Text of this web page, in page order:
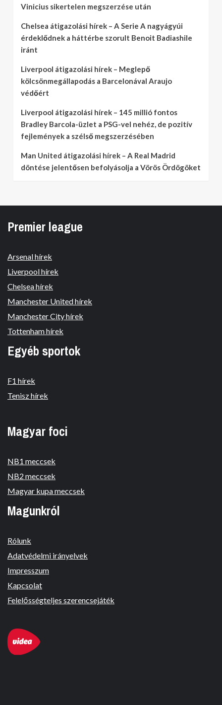
Vinicius sikertelen megszerzése után
Chelsea átigazolási hírek – A Serie A nagyágyúi
érdeklődnek a háttérbe szorult Benoit Badiashile
iránt
Liverpool átigazolási hírek – Meglepő
kölcsönmegállapodás a Barcelonával Araujo
védőért
Liverpool átigazolási hírek – 145 millió fontos
Bradley Barcola-üzlet a PSG-vel nehéz, de pozitív
fejlemények a szélső megszerzésében
Man United átigazolási hírek – A Real Madrid
döntése jelentősen befolyásolja a Vörös Ördögöket
Premier league
Arsenal hírek
Liverpool hírek
Chelsea hírek
Manchester United hírek
Manchester City hírek
Tottenham hírek
Egyéb sportok
F1 hírek
Tenisz hírek
Magyar foci
NB1 meccsek
NB2 meccsek
Magyar kupa meccsek
Magunkról
Rólunk
Adatvédelmi irányelvek
Impresszum
Kapcsolat
Felelősségteljes szerencsejáték